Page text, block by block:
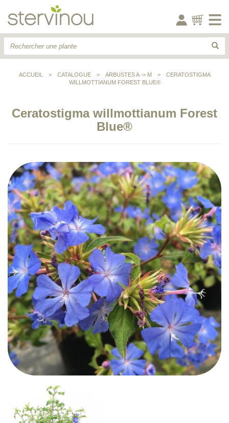
ACCUEIL > CATALOGUE > ARBUSTES A -> M >
CERATOSTIGMA
WILLMOTTIANUM FOREST BLUE®
Ceratostigma willmottianum Forest
Blue®